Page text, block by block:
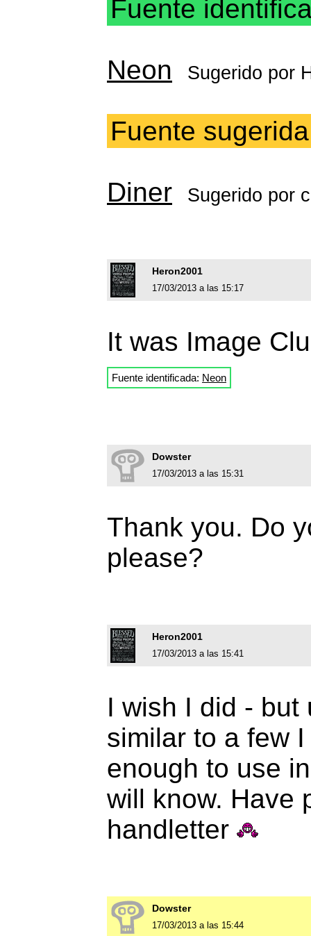
Fuente
Neon Sugerido por
Fuente sugerida
Diner Sugerido por
Heron2001
17/03/2013 a las 15:17
It was Image
Fuente identificada: Neon
Dowster
17/03/2013 a las 15:31
Thank you. Do
please?
Heron2001
17/03/2013 a las 15:41
I wish I did - but
similar to a few
enough to use
will know. Have
handletter
Dowster
17/03/2013 a las 15:44